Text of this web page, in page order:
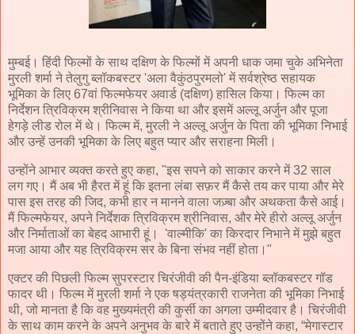
मुम्बई। हिंदी फिल्मों के साथ दक्षिण के फिल्मों में अपनी धाक जमा चुके अभिनेता
मुरली शर्मा ने तेलुगु ब्लॉकबस्टर 'अला वैकुंठपुरमलो' में सर्वश्रेष्ठ सहायक
भूमिका के लिए 67वां फिल्मफेयर अवार्ड (दक्षिण) हासिल किया। फिल्म का
निर्देशन त्रिविक्रम श्रीनिवास ने किया था और इसमें अल्लू अर्जुन और पूजा
हेगड़े लीड रोल में थे। फिल्म में, मुरली ने अल्लू अर्जुन के पिता की भूमिका निभाई
और उन्हें उनकी भूमिका के लिए बहुत प्यार और सराहना मिली।
उन्होंने आभार व्यक्त करते हुए कहा, "इस सपने को साकार करने में 32 साल
लग गए। मैं अब भी हैरत में हूं कि इतना लंबा सफ़र मैं कैसे तय कर पाया और मेरे
पास इस तरह की जिद, कभी हार न मानने वाला जज़्बा और अथकता कैसे आई।
मैं फिल्मफेयर, अपने निर्देशक त्रिविक्रम श्रीनिवास, और मेरे हीरो अल्लू अर्जुन
और निर्माताओं का बेहद आभारी हूं। 'वाल्मीकि' का किरदार निभाने में मुझे बहुत
मजा आया और यह त्रिविक्रम सर के बिना संभव नहीं होता।"
एक्टर की पिछली फिल्म सुपरस्टार चिरंजीवी की पैन-इंडिया ब्लॉकबस्टर गॉड
फादर थी। फिल्म में मुरली शर्मा ने एक षड्यंत्रकारी राजनेता की भूमिका निभाई
थी, जो मानता है कि वह मुख्यमंत्री की कुर्सी का अगला उम्मीदवार है। चिरंजीवी
के साथ काम करने के अपने अनुभव के बारे में बताते हुए उन्होंने कहा, “मेगास्टार